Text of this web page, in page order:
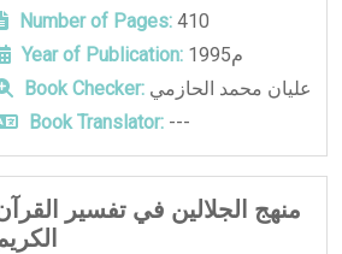
Number of Pages:410
Year of Publication:
1995م
Book Checker: عليان محمد الحازمي
Book Translator:---
منهج الجلالين في تفسير